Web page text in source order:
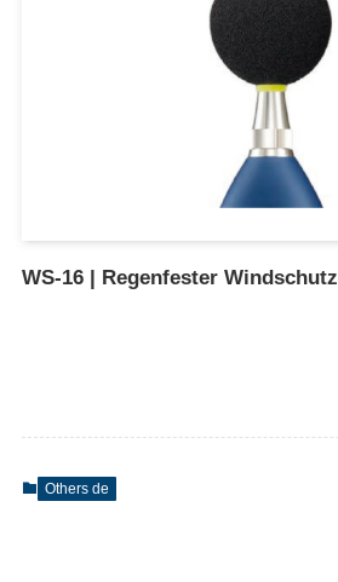
WS-16 | Regenfester Windschutz
Others de